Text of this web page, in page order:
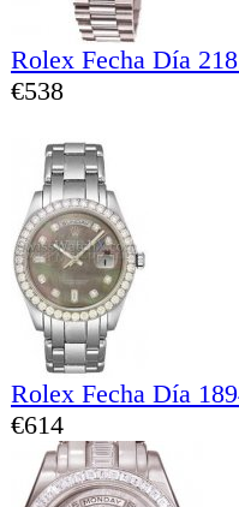
Rolex Fecha Día
€538
Rolex Fecha Día
€614